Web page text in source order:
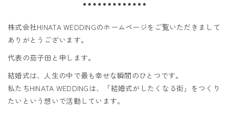
株式会社HINATA WEDDINGのホームページをご覧いただきまして
ありがとうございます。
代表の茄子田と申します。
結婚式は、人生の中で最も幸せな瞬間のひとつです。
私たちHINATA WEDDINGは、「結婚式がしたくなる街」をつくり
たいという想いで活動しています。